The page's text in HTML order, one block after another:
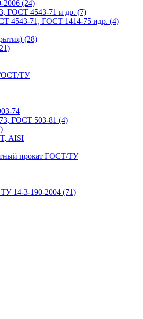
(24)
ГОСТ 4543-71 и др. (7)
4543-71, ГОСТ 1414-75 идр. (4)
(28)
ТУ
74
ГОСТ 503-81 (4)
AISI
прокат ГОСТ/ТУ
14-3-190-2004 (71)